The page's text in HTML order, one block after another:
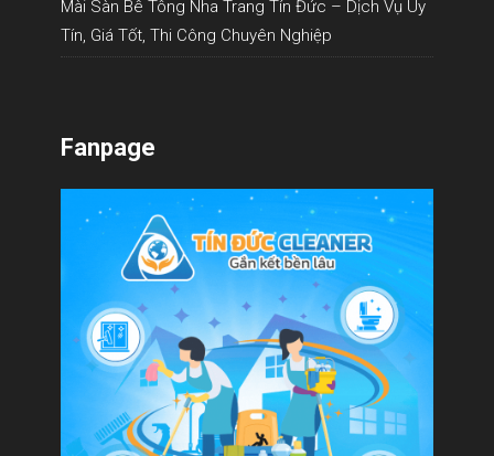
Mài Sàn Bê Tông Nha Trang Tín Đức – Dịch Vụ Uy
Tín, Giá Tốt, Thi Công Chuyên Nghiệp
Fanpage